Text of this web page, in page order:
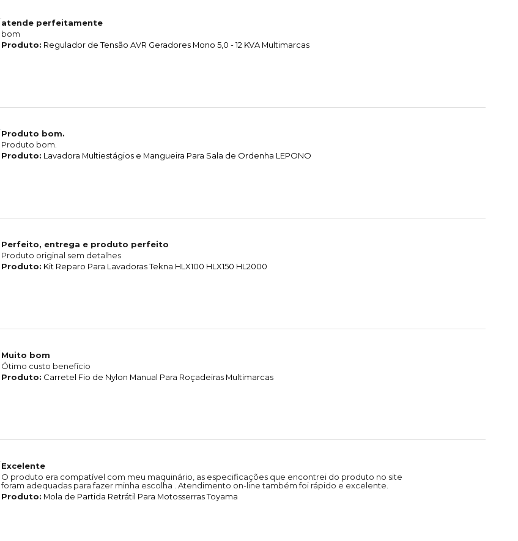
atende perfeitamente
bom
Produto: Regulador de Tensão AVR Geradores Mono 5,0 - 12 KVA Multimarcas
Produto bom.
Produto bom.
Produto: Lavadora Multiestágios e Mangueira Para Sala de Ordenha LEPONO
Perfeito, entrega e produto perfeito
Produto original sem detalhes
Produto: Kit Reparo Para Lavadoras Tekna HLX100 HLX150 HL2000
Muito bom
Ótimo custo benefício
Produto: Carretel Fio de Nylon Manual Para Roçadeiras Multimarcas
Excelente
O produto era compatível com meu maquinário, as especificações que encontrei do produto no site
foram adequadas para fazer minha escolha . Atendimento on-line também foi rápido e excelente.
Produto: Mola de Partida Retrátil Para Motosserras Toyama